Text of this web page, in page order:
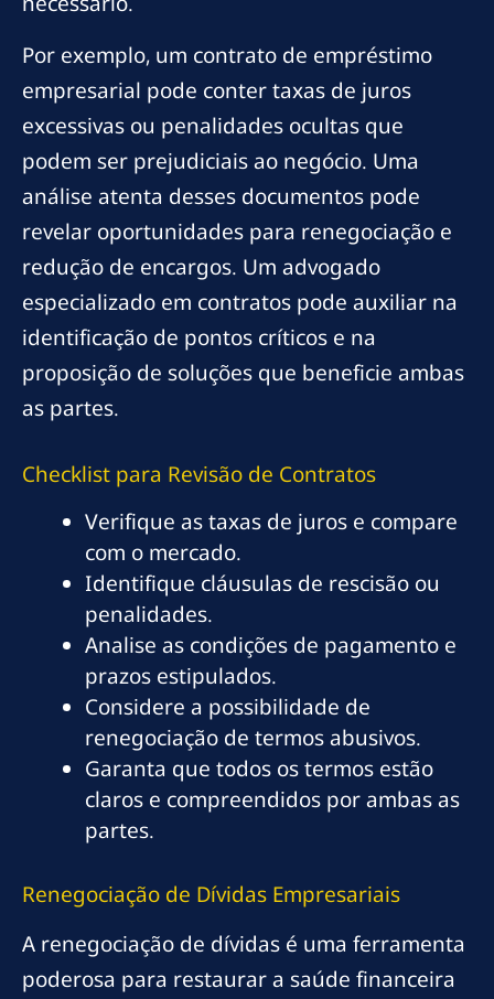
Por exemplo, um contrato de empréstimo
empresarial pode conter taxas de juros
excessivas ou penalidades ocultas que
podem ser prejudiciais ao negócio. Uma
análise atenta desses documentos pode
revelar oportunidades para renegociação e
redução de encargos. Um advogado
especializado em contratos pode auxiliar na
identificação de pontos críticos e na
proposição de soluções que beneficie ambas
as partes.
Checklist para Revisão de Contratos
Verifique as taxas de juros e compare
com o mercado.
Identifique cláusulas de rescisão ou
penalidades.
Analise as condições de pagamento e
prazos estipulados.
Considere a possibilidade de
renegociação de termos abusivos.
Garanta que todos os termos estão
claros e compreendidos por ambas as
partes.
Renegociação de Dívidas Empresariais
A renegociação de dívidas é uma ferramenta
poderosa para restaurar a saúde financeira